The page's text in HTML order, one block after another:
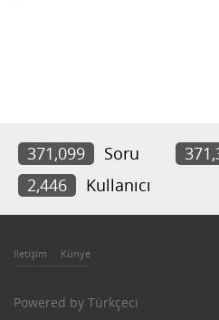
371,099 Soru
2,446
Kullanıcı
İletişim Künye
Powered by Türkçeci